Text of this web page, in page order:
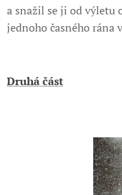
a snažil se ji od výletu
jednoho časného rána
Druhá část